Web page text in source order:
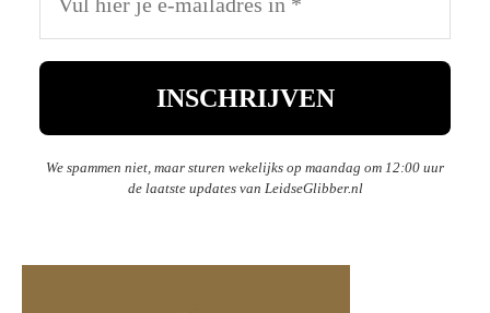
We spammen niet, maar sturen wekelijks op maandag om 12:00 uur
de laatste updates van LeidseGlibber.nl